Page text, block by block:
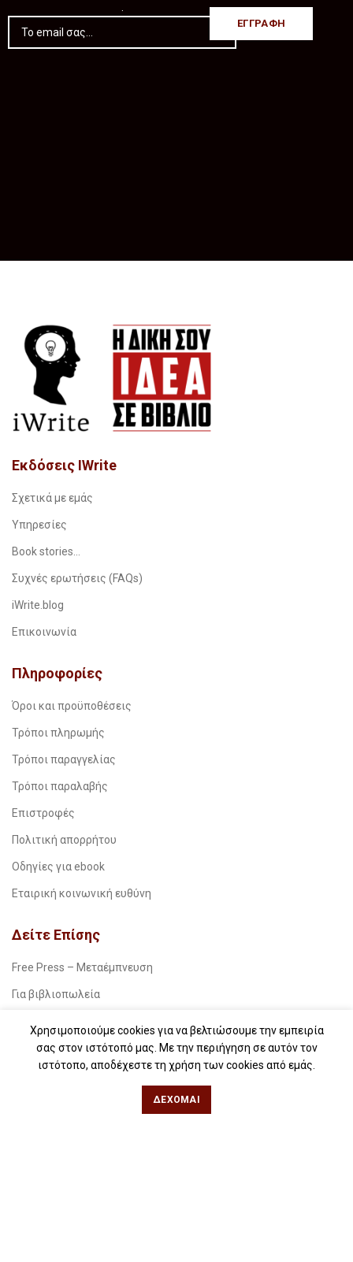
.
Εκδόσεις IWrite
Σχετικά με εμάς
Υπηρεσίες
Book stories…
Συχνές ερωτήσεις (FAQs)
iWrite.blog
Επικοινωνία
Πληροφορίες
Όροι και προϋποθέσεις
Τρόποι πληρωμής
Τρόποι παραγγελίας
Τρόποι παραλαβής
Επιστροφές
Πολιτική απορρήτου
Οδηγίες για ebook
Εταιρική κοινωνική ευθύνη
Δείτε Επίσης
Free Press – Μεταέμπνευση
Για βιβλιοπωλεία
Για δημοσιογράφους
Χρησιμοποιούμε cookies για να βελτιώσουμε την εμπειρία
σας στον ιστότοπό μας. Με την περιήγηση σε αυτόν τον
ιστότοπο, αποδέχεστε τη χρήση των cookies από εμάς.
ΔΈΧΟΜΑΙ